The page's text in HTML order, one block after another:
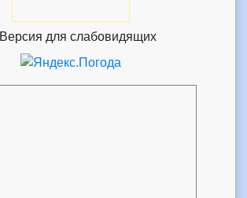
Версия для слабовидящих